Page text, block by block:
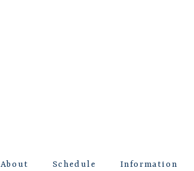
About Schedule Information